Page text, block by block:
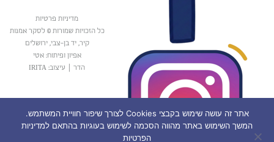
מדיניות פרטיות
כל הזכויות שמורות © לסקר אמנות
קיר, יד בן-צבי, ירושלים
אפיון ופיתוח: אטי
הדר
עיצוב: IRITA
אתר זה עושה שימוש בקבצי Cookies לצורך שיפור חוויית המשתמש.
המשך השימוש באתר מהווה הסכמה לשימוש בעוגיות בהתאם למדיניות
הפרטיות